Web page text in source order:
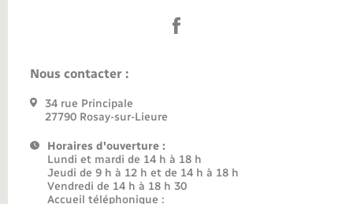
Nous contacter :
34 rue Principale
27790 Rosay-sur-Lieure
Horaires d'ouverture :
Lundi et mardi de 14 h à 18 h
Jeudi de 9 h à 12 h et de 14 h à 18 h
Vendredi de 14 h à 18 h 30
Accueil téléphonique :